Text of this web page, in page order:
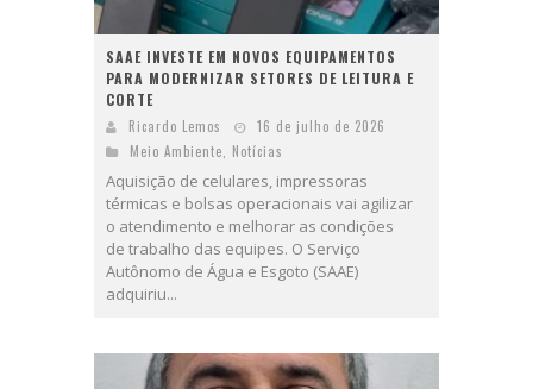
SAAE INVESTE EM NOVOS EQUIPAMENTOS
PARA MODERNIZAR SETORES DE LEITURA E
CORTE
Ricardo Lemos
16 de julho de 2026
Meio Ambiente
Notícias
Aquisição de celulares, impressoras
térmicas e bolsas operacionais vai agilizar
o atendimento e melhorar as condições
de trabalho das equipes. O Serviço
Autônomo de Água e Esgoto (SAAE)
adquiriu...